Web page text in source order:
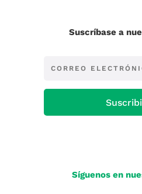
Suscríbase a
Síguenos en